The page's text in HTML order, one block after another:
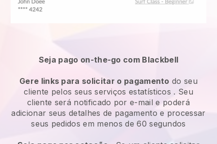
Seja pago on-the-go com Blackbell
Gere links para solicitar o pagamento do seu
cliente pelos seusserviços estatísticos . Seu
cliente será notificado por e-mail e poderá
adicionar seus detalhes de pagamento e processar
seus pedidos em menos de 60 segundos